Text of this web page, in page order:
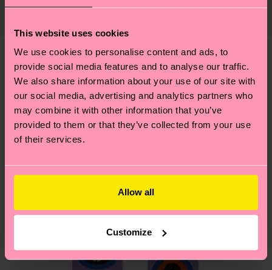
This website uses cookies
We use cookies to personalise content and ads, to
provide social media features and to analyse our traffic.
We also share information about your use of our site with
our social media, advertising and analytics partners who
may combine it with other information that you’ve
provided to them or that they’ve collected from your use
of their services.
Allow all
Customize
Elastane
Weitere Informationen sowie Tipps und Tricks
findest du auf unsererNachhaltigkeitsseite.
findest du
. Die Lieferzeit beginnt sobald
dass es sich hierbei um einen Richtwert handelt
und die genaue Lieferzeit von der lokalen Post in
deinem Land abhängt.
Du hast Fragen zu einer Retoure? In unserem
Hilfebereich im Artikel
Ähnliche muster
Special
Edition